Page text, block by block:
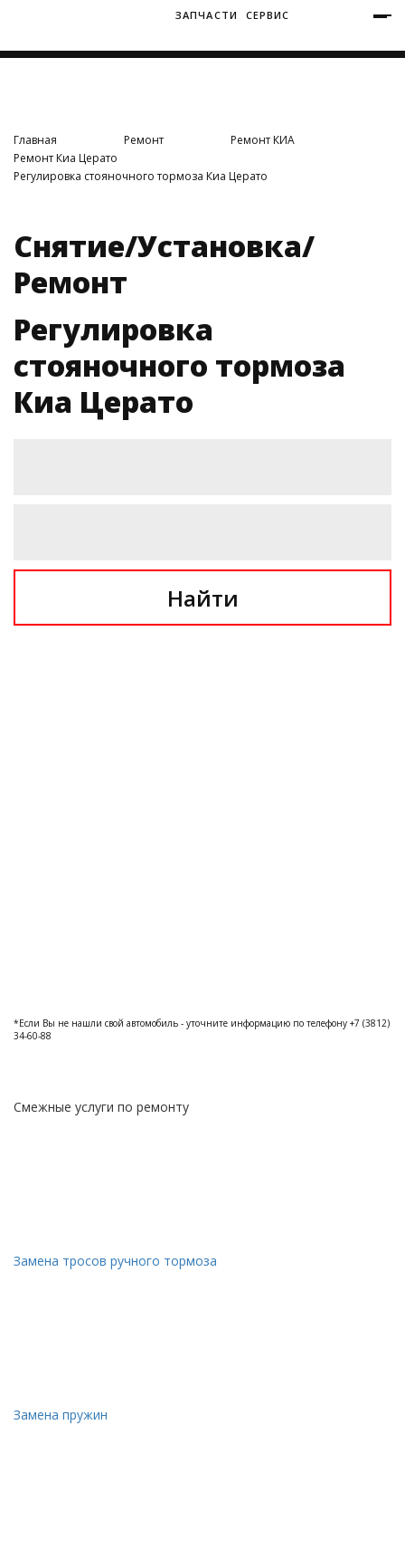
ЗАПЧАСТИ СЕРВИС
Главная Ремонт
Ремонт КИА
Ремонт Киа Церато
Регулировка стояночного тормоза Киа Церато
Снятие/Установка/
Ремонт
Регулировка
стояночного тормоза
Киа Церато
Найти
*Если Вы не нашли свой автомобиль - уточните информацию по телефону +7 (3812)
34-60-88
Смежные услуги по ремонту
Замена тросов ручного тормоза
Замена пружин